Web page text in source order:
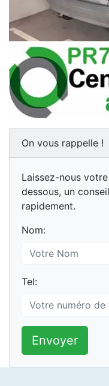
On vous rappelle !
Laissez-nous
dessous, un
rapidement.
Nom:
Tel:
Envoyer